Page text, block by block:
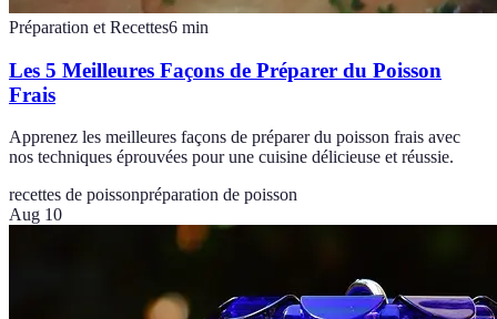
Préparation et Recettes6 min
Les 5 Meilleures Façons de Préparer du Poisson
Frais
Apprenez les meilleures façons de préparer du poisson frais avec
nos techniques éprouvées pour une cuisine délicieuse et réussie.
recettes de poissonpréparation de poisson
Aug 10